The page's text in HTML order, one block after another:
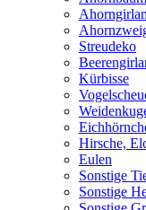
Streudeko
Kürbisse
Hirsche,
Eulen
Sonstige
Sonstige